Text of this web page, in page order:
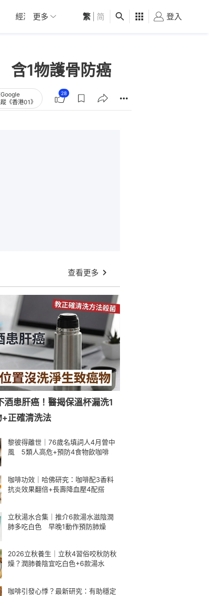
經濟 01深圳 觀點 健康 好食玩飛
更多 繁 简 登入
含1物護骨防癌
《香港01》
28
查看更多
酒患肝癌！醫揭保溫杯漏洗1
正確清洗法
黎彼得離世｜76歲名填詞人4月曾中
風 5類人高危+預防4食物飲咖啡
咖啡功效｜哈佛研究：咖啡配3香料
抗炎效果翻倍+長壽降血壓4配搭
立秋湯水合集｜推介6款湯水滋陰潤
肺多吃白色 早晚1動作預防肺燥
2026立秋養生｜立秋4習俗咬秋防秋
燥？潤肺養陰宜吃白色+6款湯水
咖啡引發心悸？最新研究：有助穩定